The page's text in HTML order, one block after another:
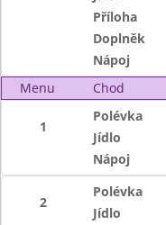
Příloha
Doplněk
Nápoj
Menu
Chod
1
Polévka
Jídlo
Nápoj
2
Polévka
Jídlo